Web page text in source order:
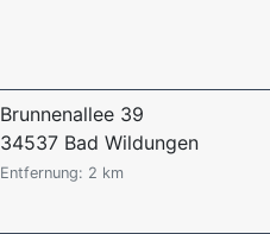
Brunnenallee 39
34537 Bad Wildungen
Entfernung: 2 km